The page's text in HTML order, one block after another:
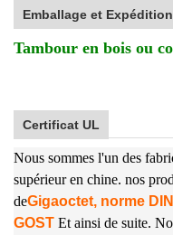
Emballage et Expédition
Tambour en bois ou
Certificat UL
Nous sommes l'un des
supérieur en chine. nos
deGigaoctet, norme
GOST Et ainsi de suite.